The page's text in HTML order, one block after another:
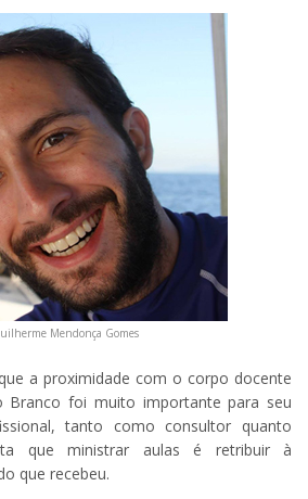
Mendonça Gomes
a proximidade com o corpo docente
Branco foi muito importante para seu
tanto como consultor quanto
que ministrar aulas é retribuir à
que recebeu.